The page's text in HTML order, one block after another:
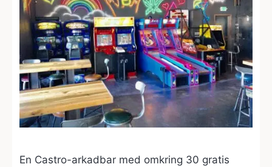
En Castro-arkadbar med omkring 30 gratis